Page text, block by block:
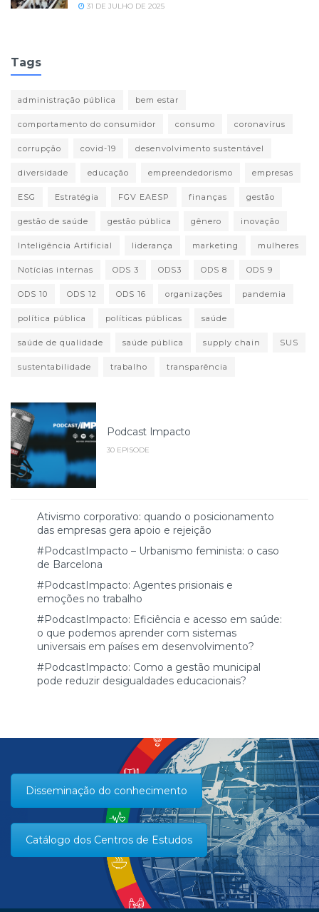
31 DE JULHO DE 2025
Tags
administração pública bem estar
comportamento do consumidor consumo coronavírus
corrupção covid-19 desenvolvimento sustentável
diversidade educação empreendedorismo empresas
ESG Estratégia FGV EAESP finanças gestão
gestão de saúde gestão pública gênero inovação
Inteligência Artificial liderança marketing mulheres
Notícias internas ODS 3 ODS3 ODS 8 ODS 9
ODS 10 ODS 12 ODS 16 organizações pandemia
política pública políticas públicas saúde
saúde de qualidade saúde pública supply chain SUS
sustentabilidade trabalho transparência
Podcast Impacto
30 EPISODE
Ativismo corporativo: quando o posicionamento
das empresas gera apoio e rejeição
#PodcastImpacto – Urbanismo feminista: o caso
de Barcelona
#PodcastImpacto: Agentes prisionais e
emoções no trabalho
#PodcastImpacto: Eficiência e acesso em saúde:
o que podemos aprender com sistemas
universais em países em desenvolvimento?
#PodcastImpacto: Como a gestão municipal
pode reduzir desigualdades educacionais?
Disseminação do conhecimento
Catálogo dos Centros de Estudos